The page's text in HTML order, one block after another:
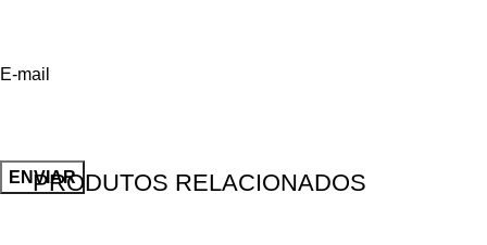
E-mail
PRODUTOS RELACIONADOS